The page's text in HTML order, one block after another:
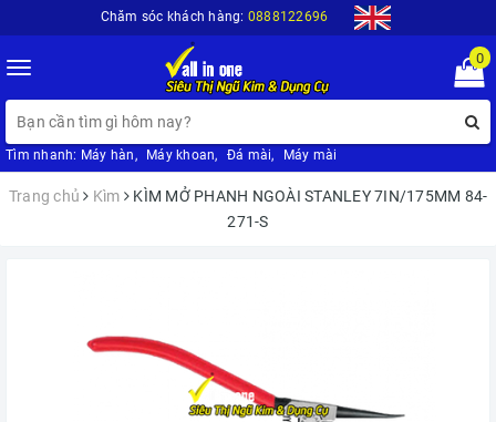
Chăm sóc khách hàng: 0888122696
Toggle
navigation
0
Tìm nhanh: Máy hàn, Máy khoan, Đá mài, Máy mài
Trang chủ Kìm
KÌM MỞ PHANH NGOÀI STANLEY 7IN/175MM 84-
271-S